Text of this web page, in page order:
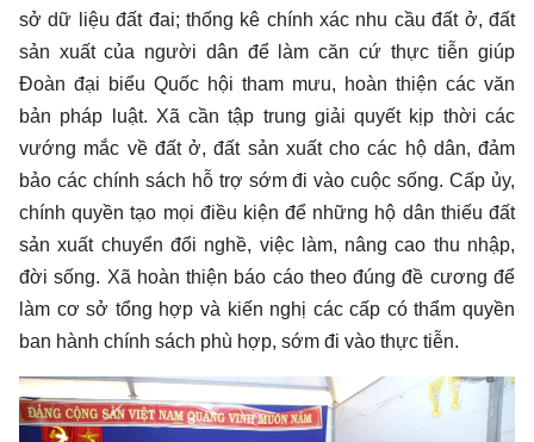
sở dữ liệu đất đai; thống kê chính xác nhu cầu đất ở, đất
sản xuất của người dân để làm căn cứ thực tiễn giúp
Đoàn đại biểu Quốc hội tham mưu, hoàn thiện các văn
bản pháp luật. Xã cần tập trung giải quyết kịp thời các
vướng mắc về đất ở, đất sản xuất cho các hộ dân, đảm
bảo các chính sách hỗ trợ sớm đi vào cuộc sống. Cấp ủy,
chính quyền tạo mọi điều kiện để những hộ dân thiếu đất
sản xuất chuyển đổi nghề, việc làm, nâng cao thu nhập,
đời sống. Xã hoàn thiện báo cáo theo đúng đề cương để
làm cơ sở tổng hợp và kiến nghị các cấp có thẩm quyền
ban hành chính sách phù hợp, sớm đi vào thực tiễn.